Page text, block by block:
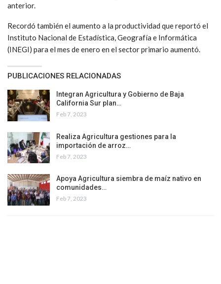
anterior.
Recordó también el aumento a la productividad que reportó el
Instituto Nacional de Estadística, Geografía e Informática
(INEGI) para el mes de enero en el sector primario aumentó.
PUBLICACIONES RELACIONADAS
Integran Agricultura y Gobierno de Baja
California Sur plan…
Feb 7, 2023
Realiza Agricultura gestiones para la
importación de arroz…
Feb 7, 2023
Apoya Agricultura siembra de maíz nativo en
comunidades…
Feb 7, 2023